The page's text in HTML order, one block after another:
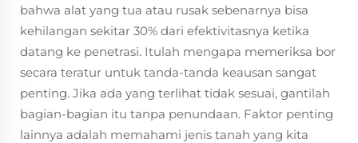
bahwa alat yang tua atau rusak sebenarnya bisa
kehilangan sekitar 30% dari efektivitasnya ketika
datang ke penetrasi. Itulah mengapa memeriksa bor
secara teratur untuk tanda-tanda keausan sangat
penting. Jika ada yang terlihat tidak sesuai, gantilah
bagian-bagian itu tanpa penundaan. Faktor penting
lainnya adalah memahami jenis tanah yang kita